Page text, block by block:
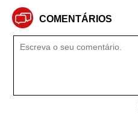
COMENTÁRIOS